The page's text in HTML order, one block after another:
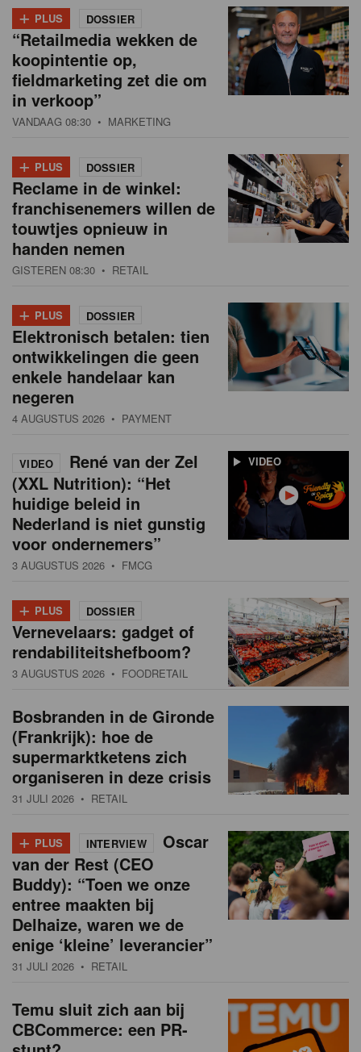
+ PLUS DOSSIER
“Retailmedia wekken de
koopintentie op,
fieldmarketing zet die om
in verkoop”
VANDAAG 08:30 • MARKETING
+ PLUS DOSSIER
Reclame in de winkel:
franchisenemers willen de
touwtjes opnieuw in
handen nemen
GISTEREN 08:30 • RETAIL
+ PLUS DOSSIER
Elektronisch betalen: tien
ontwikkelingen die geen
enkele handelaar kan
negeren
4 AUGUSTUS 2026 • PAYMENT
VIDEO
VIDEO
René van der Zel
(XXL Nutrition): “Het
huidige beleid in
Nederland is niet gunstig
voor ondernemers”
3 AUGUSTUS 2026 • FMCG
+ PLUS DOSSIER
Vernevelaars: gadget of
rendabiliteitshefboom?
3 AUGUSTUS 2026 • FOODRETAIL
Bosbranden in de Gironde
(Frankrijk): hoe de
supermarktketens zich
organiseren in deze crisis
31 JULI 2026 • RETAIL
+ PLUS INTERVIEW
Oscar
van der Rest (CEO
Buddy): “Toen we onze
entree maakten bij
Delhaize, waren we de
enige ‘kleine’ leverancier”
31 JULI 2026 • RETAIL
Temu sluit zich aan bij
CBCommerce: een PR-